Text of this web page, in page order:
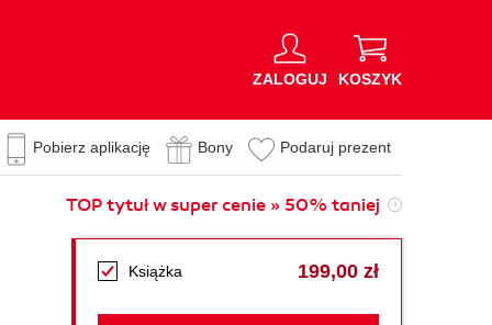
ZALOGUJ KOSZYK
Pobierz aplikację Bony Podaruj prezent
TOP tytuł w super cenie » 50% taniej
Książka 199,00 zł